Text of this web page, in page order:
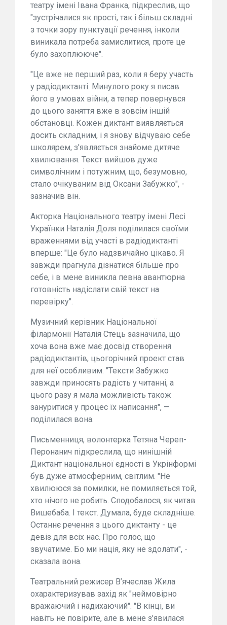
театру імені Івана Франка, підкреслив, що
"зустрічалися як прості, так і більш складні
з точки зору пунктуації речення, інколи
виникала потреба замислитися, проте це
було захоплююче".
"Це вже не перший раз, коли я беру участь
у радіодиктанті. Минулого року я писав
його в умовах війни, а тепер повернувся
до цього заняття вже в зовсім іншій
обстановці. Кожен диктант виявляється
досить складним, і я знову відчуваю себе
школярем, з'являється знайоме дитяче
хвилювання. Текст вийшов дуже
символічним і потужним, що, безумовно,
стало очікуваним від Оксани Забужко", -
зазначив він.
Акторка Національного театру імені Лесі
Українки Наталія Доля поділилася своїми
враженнями від участі в радіодиктанті
вперше: "Це було надзвичайно цікаво. Я
завжди прагнула дізнатися більше про
себе, і в мене виникла певна авантюрна
готовність надіслати свій текст на
перевірку".
Музичний керівник Національної
філармонії Наталія Стець зазначила, що
хоча вона вже має досвід створення
радіодиктантів, цьогорічний проект став
для неї особливим. "Тексти Забужко
завжди приносять радість у читанні, а
цього разу я мала можливість також
зануритися у процес їх написання", —
поділилася вона.
Письменниця, волонтерка Тетяна Череп-
Перонанич підкреслила, що нинішній
Диктант національної єдності в Укрінформі
був дуже атмосферним, світлим. "Не
хвилююся за помилки, не помиляється той,
хто нічого не робить. Сподобалося, як читав
Вишебаба. І текст. Думала, буде складніше.
Останнє речення з цього диктанту - це
девіз для всіх нас. Про голос, що
звучатиме. Бо ми нація, яку не здолати", -
сказала вона.
Театральний режисер В’ячеслав Жила
охарактеризував захід як "неймовірно
вражаючий і надихаючий". "В кінці, ви
навіть не повірите, але в мене з'явилася